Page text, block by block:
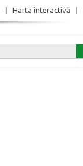
Harta interactivă